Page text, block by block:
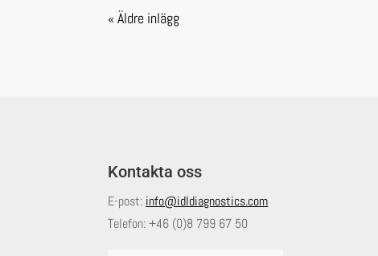
« Äldre inlägg
Kontakta oss
E-post: info@idldiagnostics.com
Telefon:+46 (0)8 799 67 50